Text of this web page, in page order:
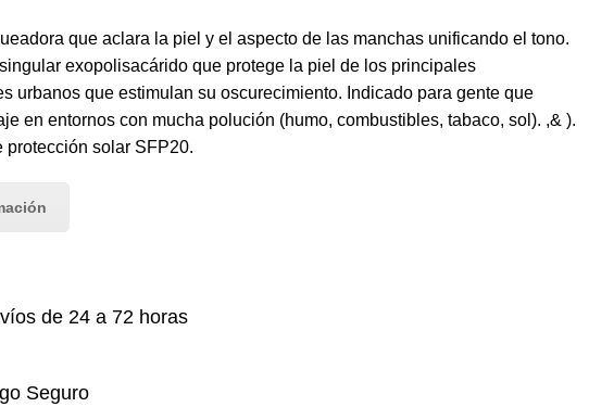
que aclara la piel y el aspecto de las manchas unificando el tono.
exopolisacárido que protege la piel de los principales
urbanos que estimulan su oscurecimiento. Indicado para gente que
en entornos con mucha polución (humo, combustibles, tabaco, sol). ,& ).
protección solar SFP20.
de 24 a 72 horas
Seguro